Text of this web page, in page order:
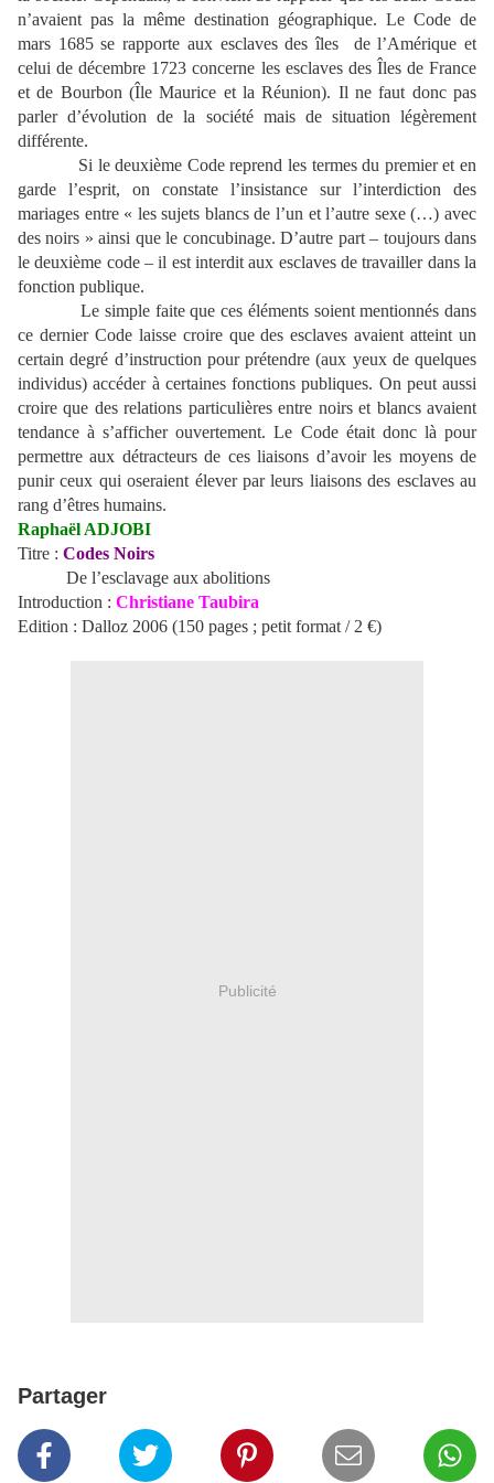
n’avaient pas la même destination géographique. Le Code de
mars 1685 se rapporte aux esclaves des îles
de l’Amérique et
celui de décembre 1723 concerne les esclaves des Îles de France
et de Bourbon (Île Maurice et la Réunion). Il ne faut donc pas
parler d’évolution de la société mais de situation légèrement
différente.
Si le deuxième Code reprend les termes du premier et en
garde l’esprit, on constate l’insistance sur l’interdiction des
mariages entre « les sujets blancs de l’un et l’autre sexe (…) avec
des noirs » ainsi que le concubinage. D’autre part – toujours dans
le deuxième code – il est interdit aux esclaves de travailler dans la
fonction publique.
Le simple faite que ces éléments soient mentionnés dans
ce dernier Code laisse croire que des esclaves avaient atteint un
certain degré d’instruction pour prétendre (aux yeux de quelques
individus) accéder à certaines fonctions publiques. On peut aussi
croire que des relations particulières entre noirs et blancs avaient
tendance à s’afficher ouvertement. Le Code était donc là pour
permettre aux détracteurs de ces liaisons d’avoir les moyens de
punir ceux qui oseraient élever par leurs liaisons des esclaves au
rang d’êtres humains.
Raphaël ADJOBI
Titre : Codes Noirs
De l’esclavage aux abolitions
Introduction : Christiane Taubira
Edition : Dalloz 2006 (150 pages ; petit format / 2 €)
Publicité
Partager